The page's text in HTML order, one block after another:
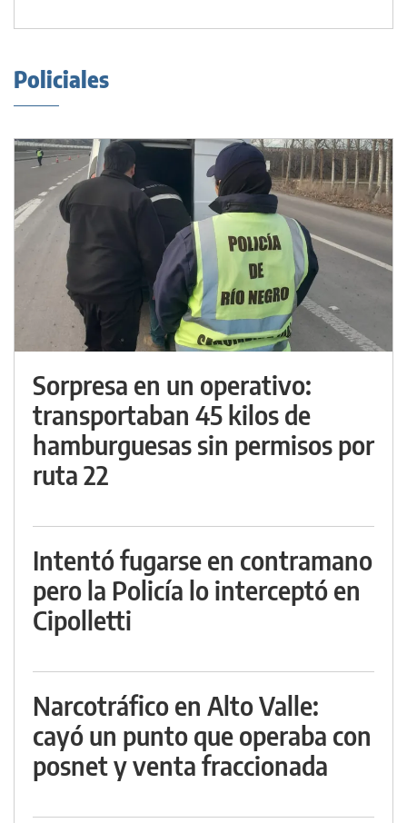
Policiales
Sorpresa en un operativo:
transportaban 45 kilos de
hamburguesas sin permisos por
ruta 22
Intentó fugarse en contramano
pero la Policía lo interceptó en
Cipolletti
Narcotráfico en Alto Valle:
cayó un punto que operaba con
posnet y venta fraccionada